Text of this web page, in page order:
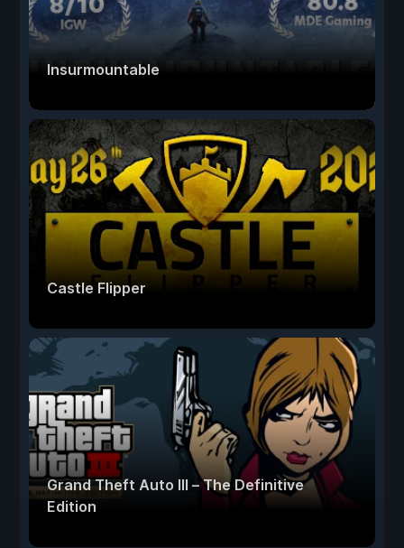
Insurmountable
Castle Flipper
Grand Theft Auto III – The Definitive
Edition